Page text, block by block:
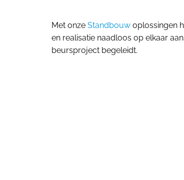
Met onze Standbouw oplossingen
en realisatie naadloos op elkaar
beursproject begeleidt.